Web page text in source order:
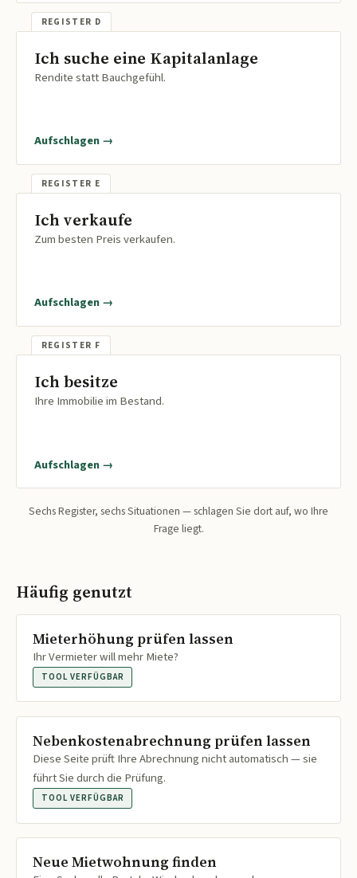
Ich suche eine Kapitalanlage
Rendite statt Bauchgefühl.
Aufschlagen →
Ich verkaufe
Zum besten Preis verkaufen.
Aufschlagen →
Ich besitze
Ihre Immobilie im Bestand.
Aufschlagen →
Sechs Register, sechs Situationen — schlagen Sie dort auf, wo Ihre
Frage liegt.
Häufig genutzt
Mieterhöhung prüfen lassen
Ihr Vermieter will mehr Miete?
TOOL VERFÜGBAR
Nebenkostenabrechnung prüfen lassen
Diese Seite prüft Ihre Abrechnung nicht automatisch — sie
führt Sie durch die Prüfung.
TOOL VERFÜGBAR
Neue Mietwohnung finden